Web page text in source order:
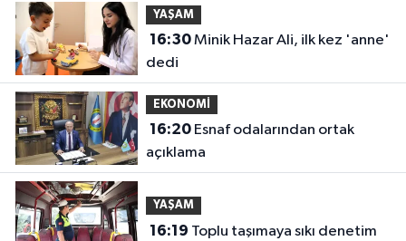
YAŞAM
16:30Minik Hazar Ali, ilk kez 'anne'
dedi
EKONOMİ
16:20Esnaf odalarından ortak
açıklama
YAŞAM
16:19 Toplu taşımaya sıkı denetim